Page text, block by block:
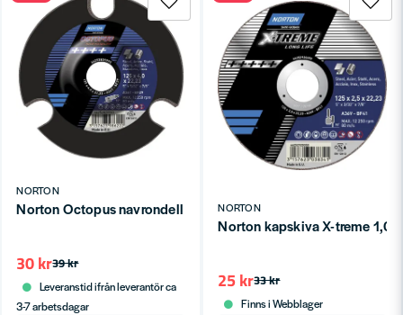
NORTON
Norton Octopus navrondell för vinkelslipmaskiner
39 kr
30 kr
Leveranstid ifrån leverantör ca
3-7 arbetsdagar
NORTON
Norton kapskiva X-treme 1,0
33 kr
25 kr
Finns i Webblager